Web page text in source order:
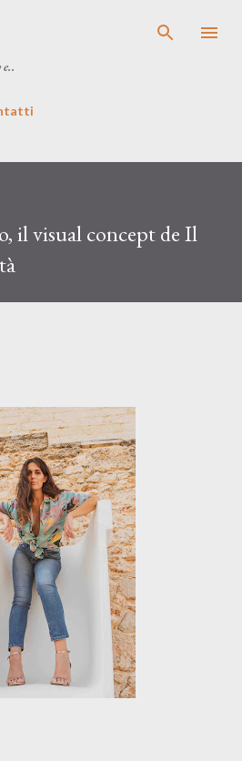
il visual concept de Il